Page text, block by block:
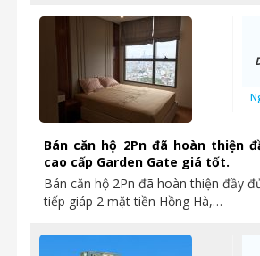
Bán căn hộ 2Pn đã hoàn thiện
cao cấp Garden Gate giá tốt.
Bán căn hộ 2Pn đã hoàn thiện đầy
tiếp giáp 2 mặt tiền Hồng Hà,…